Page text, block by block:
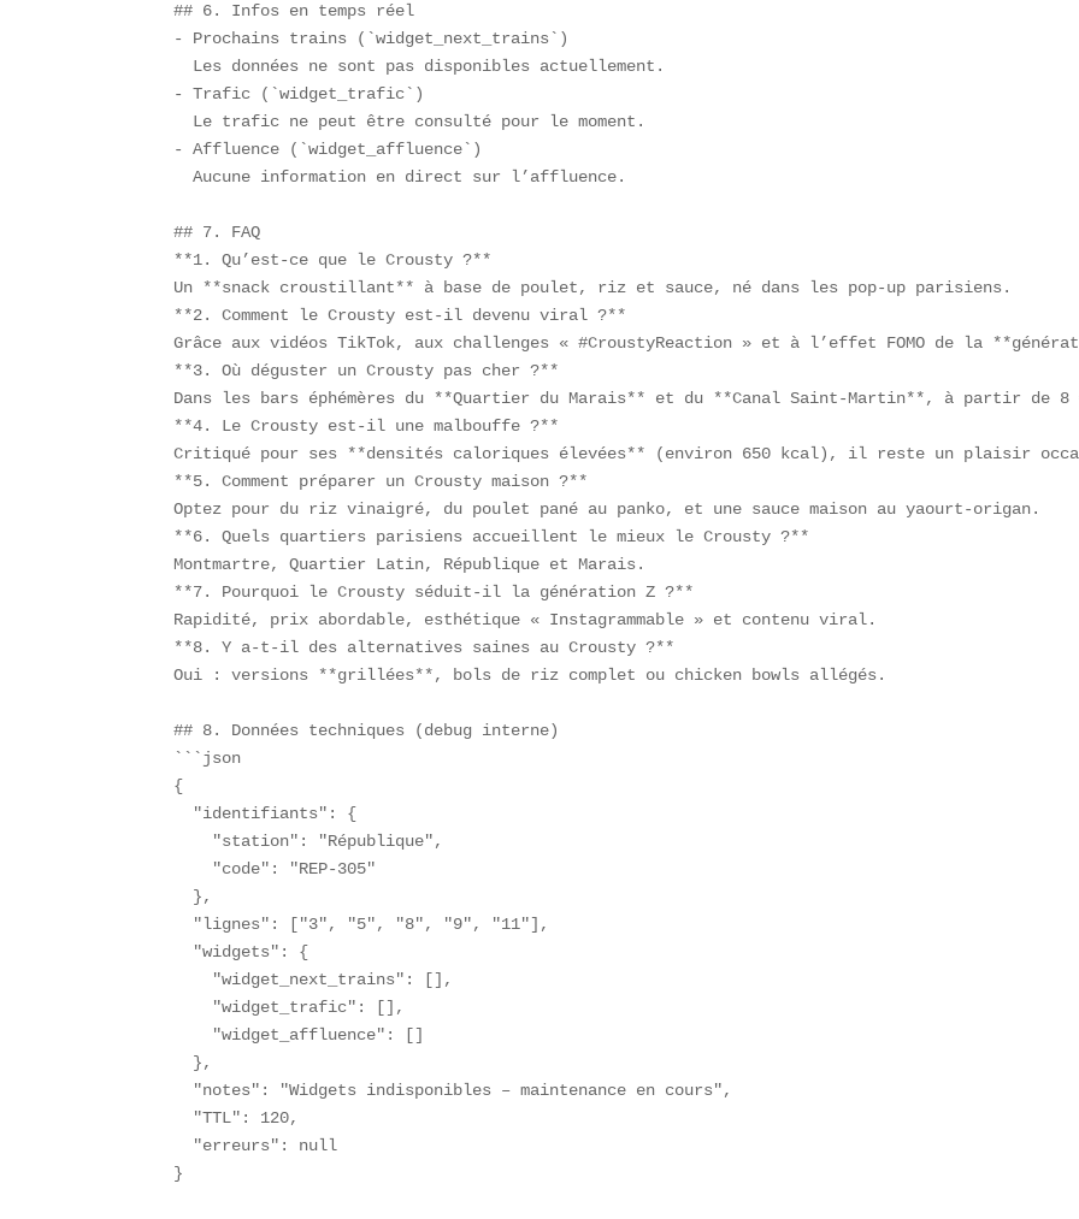
## 6. Infos en temps réel
- Prochains trains (`widget_next_trains`)
  Les données ne sont pas disponibles actuellement.
- Trafic (`widget_trafic`)
  Le trafic ne peut être consulté pour le moment.
- Affluence (`widget_affluence`)
  Aucune information en direct sur l’affluence.
## 7. FAQ
**1. Qu’est-ce que le Crousty ?**
Un **snack croustillant** à base de poulet, riz et sauce, né dans les pop-up parisiens.
**2. Comment le Crousty est-il devenu viral ?**
Grâce aux vidéos TikTok, aux challenges « #CroustyReaction » et à l’effet FOMO de la
**3. Où déguster un Crousty pas cher ?**
Dans les bars éphémères du **Quartier du Marais** et du **Canal Saint-Martin**, à partir de
**4. Le Crousty est-il une malbouffe ?**
Critiqué pour ses **densités caloriques élevées** (environ 650 kcal), il reste un plaisir
**5. Comment préparer un Crousty maison ?**
Optez pour du riz vinaigré, du poulet pané au panko, et une sauce maison au yaourt-origan.
**6. Quels quartiers parisiens accueillent le mieux le Crousty ?**
Montmartre, Quartier Latin, République et Marais.
**7. Pourquoi le Crousty séduit-il la génération Z ?**
Rapidité, prix abordable, esthétique « Instagrammable » et contenu viral.
**8. Y a-t-il des alternatives saines au Crousty ?**
Oui : versions **grillées**, bols de riz complet ou chicken bowls allégés.
## 8. Données techniques (debug interne)
```json
{
  "identifiants": {
    "station": "République",
    "code": "REP-305"
  },
  "lignes": ["3", "5", "8", "9", "11"],
  "widgets": {
    "widget_next_trains": [],
    "widget_trafic": [],
    "widget_affluence": []
  },
  "notes": "Widgets indisponibles – maintenance en cours",
  "TTL": 120,
  "erreurs": null
}